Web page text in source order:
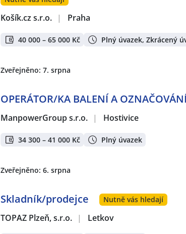
Košík.cz s.r.o. | Praha
40 000 – 65 000 Kč Plný úvazek, Zkrácený
Zveřejněno: 7. srpna
OPERÁTOR/KA BALENÍ A
ManpowerGroup s.r.o. | Hostivice
34 300 – 41 000 Kč Plný úvazek
Zveřejněno: 6. srpna
Skladník/prodejce Nutně vás hledají
TOPAZ Plzeň, s.r.o. | Letkov